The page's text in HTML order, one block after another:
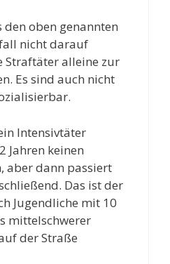
den oben genannten
nicht darauf
Straftäter alleine zur
Es sind auch nicht
Intensivtäter
Jahren keinen
aber dann passiert
Das ist der
Jugendliche mit 10
mittelschwerer
der Straße